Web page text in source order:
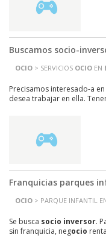
Buscamos socio-
OCIO > SERVICIOS OCIO EN
Precisamos interesado-a
desea trabajar en ella.
Franquicias parques
OCIO > PARQUE INFANTIL
Se busca socio inversor.
sin franquicia, negocio